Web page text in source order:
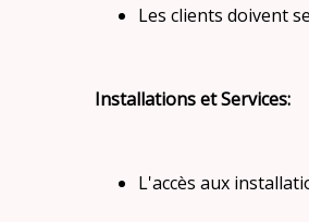
Les clients doivent
Installations et Services:
L'accès aux